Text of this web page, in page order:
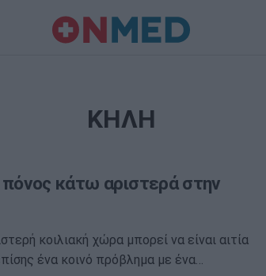
ΚΗΛΗ
κάτω αριστερά στην
κοιλιακή χώρα μπορεί να είναι αιτία
ένα κοινό πρόβλημα με ένα…